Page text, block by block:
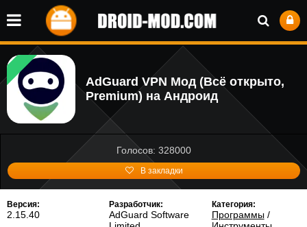
AdGuard VPN Мод (Всё открыто,
Premium) на Андроид
Голосов: 328000
В закладки
Версия:
2.15.40
Разработчик:
AdGuard Software
Категория:
Программы/